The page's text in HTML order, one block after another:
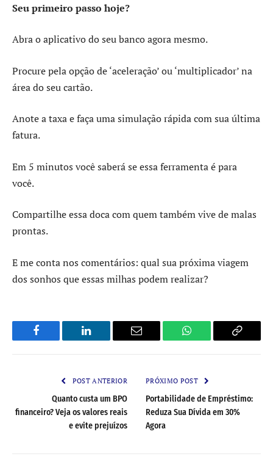
Seu primeiro passo hoje?
Abra o aplicativo do seu banco agora mesmo.
Procure pela opção de ‘aceleração’ ou ‘multiplicador’ na
área do seu cartão.
Anote a taxa e faça uma simulação rápida com sua última
fatura.
Em 5 minutos você saberá se essa ferramenta é para
você.
Compartilhe essa doca com quem também vive de malas
prontas.
E me conta nos comentários: qual sua próxima viagem
dos sonhos que essas milhas podem realizar?
Facebook LinkedIn Email WhatsApp Copy
POST ANTERIOR
Quanto custa um BPO
financeiro? Veja os valores reais
e evite prejuízos
PRÓXIMO POST
Portabilidade de Empréstimo:
Reduza Sua Dívida em 30%
Agora